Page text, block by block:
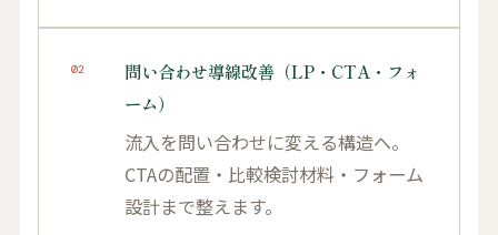
02
問い合わせ導線改善（LP・CTA・フォ
ーム）
流入を問い合わせに変える構造へ。
CTAの配置・比較検討材料・フォーム
設計まで整えます。